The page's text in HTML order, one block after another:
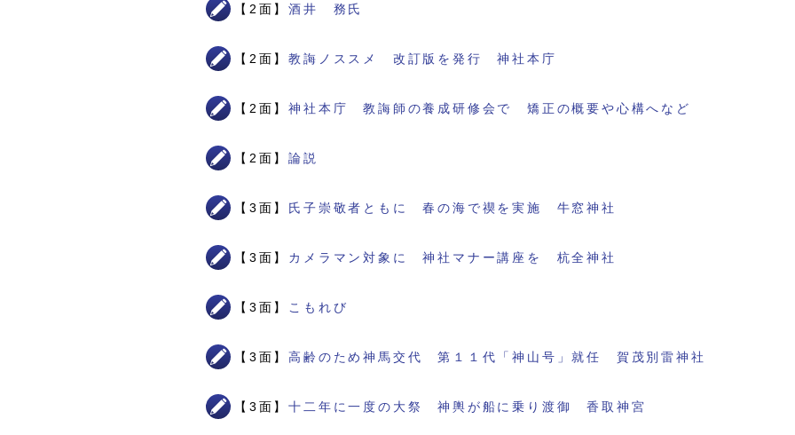
【2面】酒井 務氏
【2面】教誨ノススメ 改訂版を発行 神社本庁
【2面】神社本庁 教誨師の養成研修会で 矯正の概要や心構へなど
【2面】論説
【3面】 氏子崇敬者ともに 春の海で禊を実施 牛窓神社
【3面】 カメラマン対象に 神社マナー講座を 杭全神社
【3面】 こもれび
【3面】高齢のため神馬交代 第１１代「神山号」就任 賀茂別雷神社
【3面】十二年に一度の大祭 神輿が船に乗り渡御 香取神宮